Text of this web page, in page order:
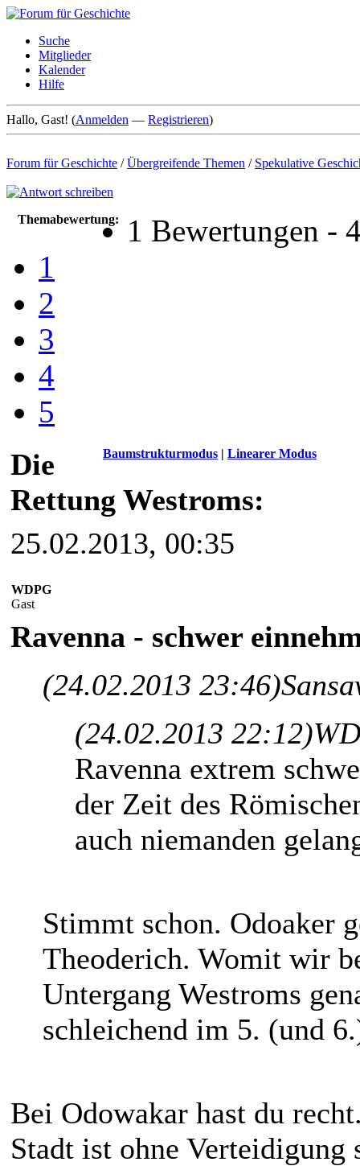
Suche
Mitglieder
Kalender
Hilfe
Hallo, Gast! (Anmelden — Registrieren)
Forum für Geschichte /Übergreifende Themen / Spekulative
Themabewertung:
1 Bewertungen -
1
2
3
4
5
Baumstrukturmodus | Linearer Modus
Die
Rettung Westroms:
25.02.2013, 00:35
WDPG
Gast
Ravenna - schwer
(24.02.2013 23:46)
(24.02.2013 22:12)
Ravenna extrem
der Zeit des
auch niemanden
Stimmt schon. Odoaker
Theoderich. Womit wir
Untergang Westroms
schleichend im 5. (und
Bei Odowakar hast du
Stadt ist ohne Verteidigung